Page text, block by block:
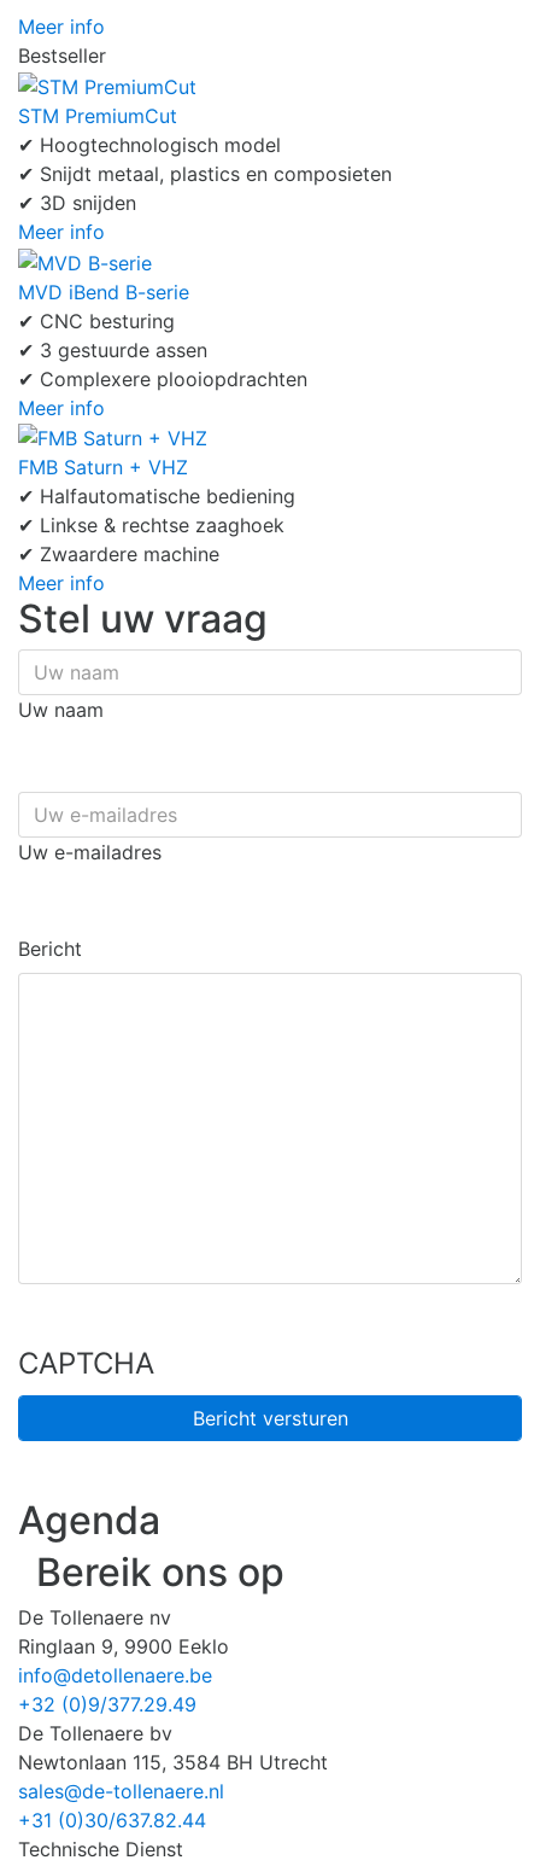
Meer info
Bestseller
STM PremiumCut
✔ Hoogtechnologisch model
✔ Snijdt metaal, plastics en composieten
✔ 3D snijden
Meer info
MVD iBend B-serie
✔ CNC besturing
✔ 3 gestuurde assen
✔ Complexere plooiopdrachten
Meer info
FMB Saturn + VHZ
✔ Halfautomatische bediening
✔ Linkse & rechtse zaaghoek
✔ Zwaardere machine
Meer info
Stel uw vraag
Uw naam
Uw e-mailadres
Bericht
CAPTCHA
Agenda
Bereik ons op
De Tollenaere nv
Ringlaan 9, 9900 Eeklo
info@detollenaere.be
+32 (0)9/377.29.49
De Tollenaere bv
Newtonlaan 115, 3584 BH Utrecht
sales@de-tollenaere.nl
+31 (0)30/637.82.44
Technische Dienst